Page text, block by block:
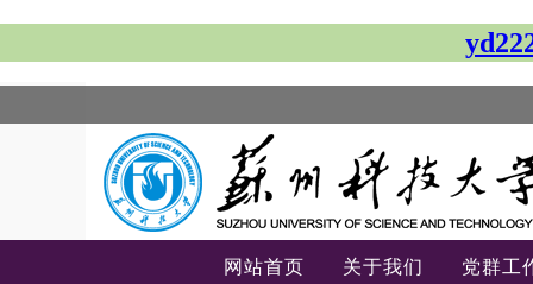
网站首页 关于我们 党群工